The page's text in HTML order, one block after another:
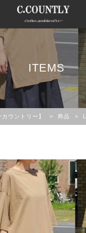
ITEMS
ウントリー】 > 商品 >